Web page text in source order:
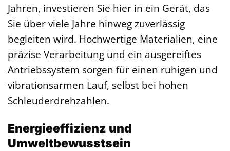
Jahren, investieren Sie hier in ein Gerät, das
Sie über viele Jahre hinweg zuverlässig
begleiten wird. Hochwertige Materialien, eine
präzise Verarbeitung und ein ausgereiftes
Antriebssystem sorgen für einen ruhigen und
vibrationsarmen Lauf, selbst bei hohen
Schleuderdrehzahlen.
Energieeffizienz und
Umweltbewusstsein